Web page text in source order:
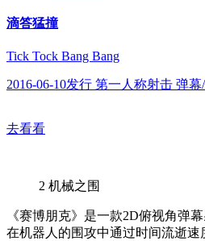
滴答猛撞
Tick Tock Bang Bang
2016-06-10发行 第一人称射击 弹
去看看
2 机械之围
《赛博朋克》是一款2D俯视角弹
在机器人的围攻中通过时间流逝